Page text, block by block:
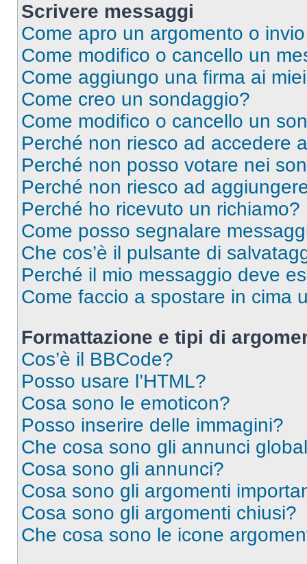
Scrivere messaggi
Come apro un argomento o
Come modifico o cancello un
Come aggiungo una firma ai
Come creo un sondaggio?
Come modifico o cancello un
Perché non riesco ad accedere
Perché non posso votare nei
Perché non riesco ad
Perché ho ricevuto un richiamo?
Come posso segnalare
Che cos’è il pulsante di
Perché il mio messaggio deve
Come faccio a spostare in cima
Formattazione e tipi di
Cos’è il BBCode?
Posso usare l’HTML?
Cosa sono le emoticon?
Posso inserire delle immagini?
Che cosa sono gli annunci
Cosa sono gli annunci?
Cosa sono gli argomenti
Cosa sono gli argomenti chiusi?
Che cosa sono le icone